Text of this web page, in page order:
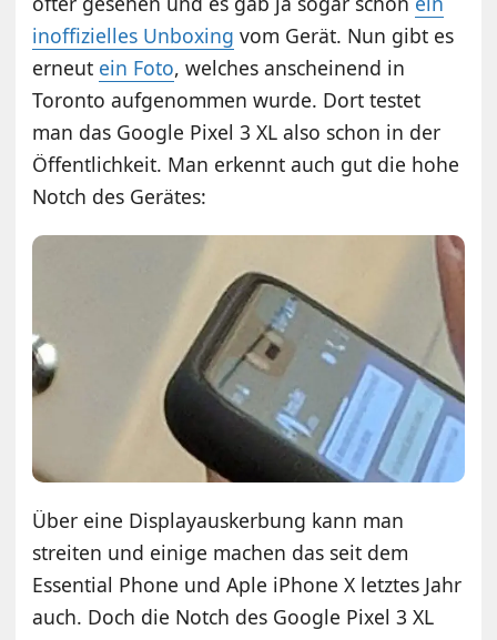
inoffizielles Unboxing vom Gerät. Nun gibt es
erneut ein Foto, welches anscheinend in
Toronto aufgenommen wurde. Dort testet
man das Google Pixel 3 XL also schon in der
Öffentlichkeit. Man erkennt auch gut die hohe
Notch des Gerätes:
Über eine Displayauskerbung kann man
streiten und einige machen das seit dem
Essential Phone und Aple iPhone X letztes Jahr
auch. Doch die Notch des Google Pixel 3 XL